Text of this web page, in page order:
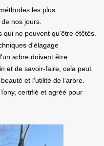
les plus
nos jours.
ne peuvent qu’être étêtés.
d'élagage
arbre doivent être
et de savoir-faire, cela peut
et l'utilité de l'arbre.
certifié et agréé pour